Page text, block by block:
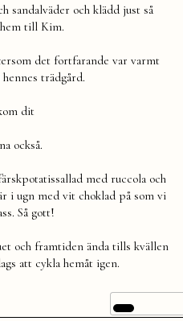
sandalväder och klädd just så
till Kim.
det fortfarande var varmt
trädgård.
dit
också.
med ruccola och
i ugn med vit choklad på som vi
Så gott!
och framtiden ända tills kvällen
att cykla hemåt igen.